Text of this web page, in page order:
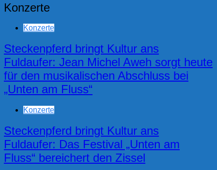
Konzerte
Konzerte
Steckenpferd bringt Kultur ans
Fuldaufer: Jean Michel Aweh sorgt heute
für den musikalischen Abschluss bei
„Unten am Fluss“
Konzerte
Steckenpferd bringt Kultur ans
Fuldaufer: Das Festival „Unten am
Fluss“ bereichert den Zissel